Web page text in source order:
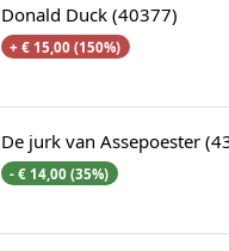
Donald Duck (40377)
+ € 15,00 (150%)
De jurk van Assepoester
- € 14,00 (35%)